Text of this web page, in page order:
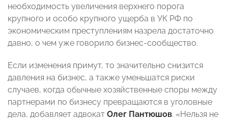
необходимость увеличения верхнего порога
крупного и особо крупного ущерба в УК РФ по
экономическим преступлениям назрела достаточно
давно, о чем уже говорило бизнес-сообщество.
Если изменения примут, то значительно снизится
давления на бизнес, а также уменьшатся риски
случаев, когда обычные хозяйственные споры между
партнерами по бизнесу превращаются в уголовные
дела, добавляет адвокат Олег Пантюшов. «Нельзя не